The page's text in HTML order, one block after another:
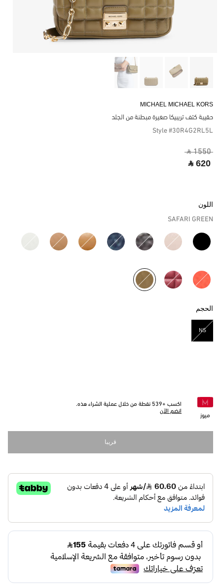
MICHAEL MICHAEL KORS
حقيبة كتف تريبيكا صغيرة مبطنة من الجلد
Style #30R4G2RL5L
‎ ⃁ 1550 ‎
‎ ⃁ 620 ‎
اللون
SAFARI GREEN
مختار
الحجم
NS
مختار
ميوز
اكسب +539 نقطة من خلال عملية الشراء هذه.
انضم الآن
قريبا